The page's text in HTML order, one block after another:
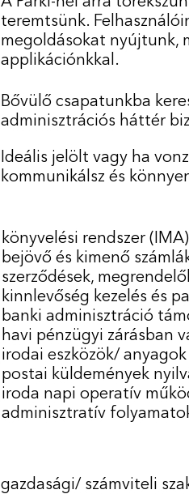
teremtsünk.
megoldásokat nyújtunk,
applikációnkkal.
Ideális jelölt vagy ha
kommunikálsz és
könyvelési rendszer
bejövő és kimenő
szerződések,
kinnlevőség kezelés és
banki adminisztráció
havi pénzügyi zárásban
irodai eszközök/
postai küldemények
iroda napi operatív
adminisztratív
gazdasági/ számviteli
Bővülő csapatunkba
adminisztrációs háttér